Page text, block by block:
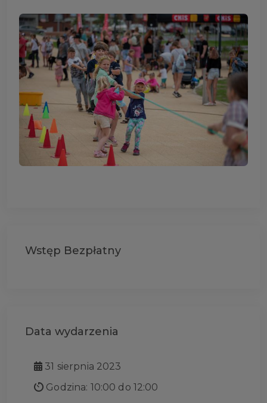
Wstęp Bezpłatny
Data wydarzenia
31 sierpnia 2023
Godzina: 10:00 do 12:00